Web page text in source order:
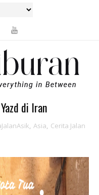
di Iran
, Asia, Cerita Jalan